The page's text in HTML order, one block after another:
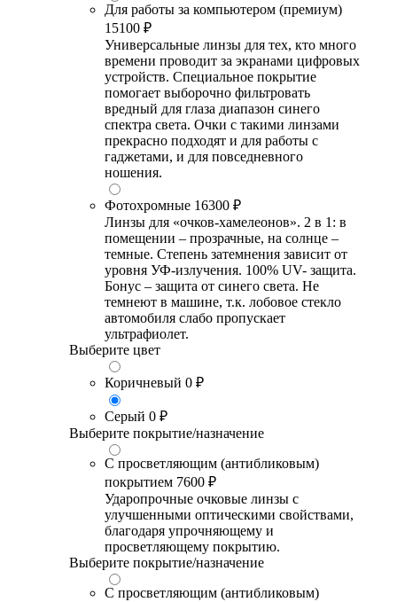
Для работы за компьютером (премиум)
15100 ₽
Универсальные линзы для тех, кто много
времени проводит за экранами цифровых
устройств. Специальное покрытие
помогает выборочно фильтровать
вредный для глаза диапазон синего
спектра света. Очки с такими линзами
прекрасно подходят и для работы с
гаджетами, и для повседневного
ношения.
Фотохромные 16300 ₽
Линзы для «очков-хамелеонов». 2 в 1: в
помещении – прозрачные, на солнце –
темные. Степень затемнения зависит от
уровня УФ-излучения. 100% UV- защита.
Бонус – защита от синего света. Не
темнеют в машине, т.к. лобовое стекло
автомобиля слабо пропускает
ультрафиолет.
Выберите цвет
Коричневый 0 ₽
Серый 0 ₽
Выберите покрытие/назначение
С просветляющим (антибликовым)
покрытием 7600 ₽
Ударопрочные очковые линзы с
улучшенными оптическими свойствами,
благодаря упрочняющему и
просветляющему покрытию.
Выберите покрытие/назначение
С просветляющим (антибликовым)